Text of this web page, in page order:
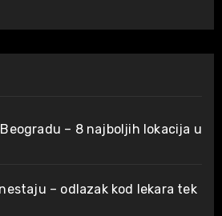
– 8 najboljih lokacija u
– odlazak kod lekara tek